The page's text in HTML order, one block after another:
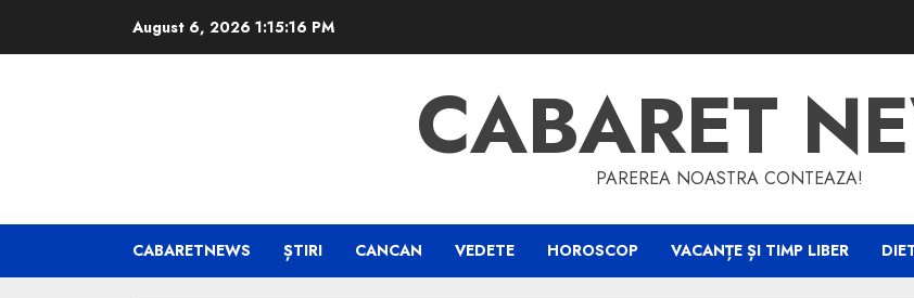
August 6, 2026 1:15:17 PM
CABARET
PAREREA NOASTRA CONTEAZA!
CABARETNEWS ȘTIRI CANCAN VEDETE HOROSCOP VACANȚE ȘI TIMP LIBER